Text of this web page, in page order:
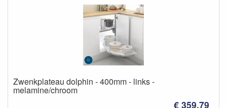
Zwenkplateau dolphin - 400mm - links -
melamine/chroom
€ 359.79